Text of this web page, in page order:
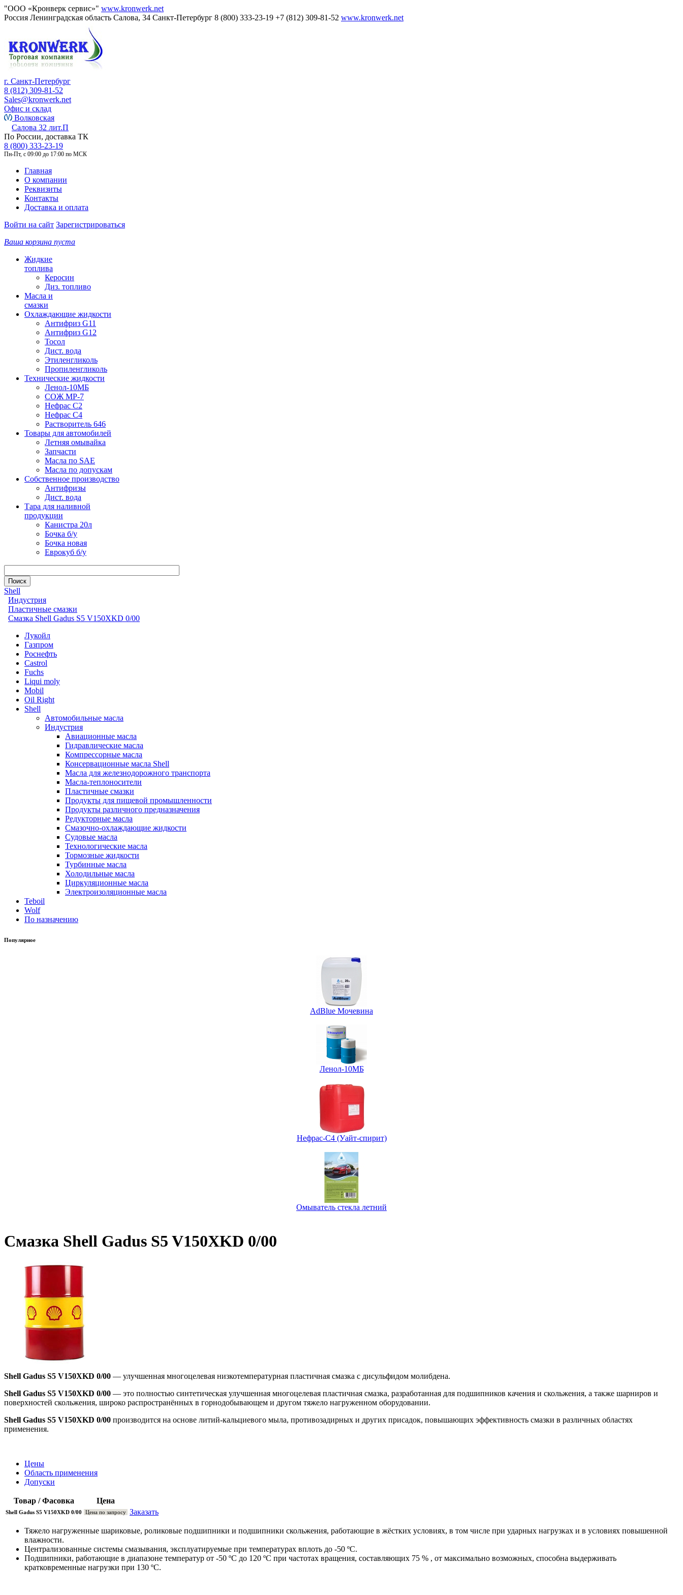
"ООО «Кронверк сервис»" www.kronwerk.net
Россия Ленинградская область Салова, 34 Санкт-Петербург 8 (800) 333-23-19 +7 (812) 309-81-52 www.kronwerk.net
г. Санкт-Петербург
8 (812) 309-81-52
Sales@kronwerk.net
Офис и склад
Волковская
Салова 32 лит.П
По России, доставка ТК
8 (800) 333-23-19
Пн-Пт, с 09:00 до 17:00 по МСК
Главная
О компании
Реквизиты
Контакты
Доставка и оплата
Войти на сайт Зарегистрироваться
Ваша корзина пуста
Жидкие
топлива
Керосин
Диз. топливо
Масла и
смазки
Охлаждающие жидкости
Антифриз G11
Антифриз G12
Тосол
Дист. вода
Этиленгликоль
Пропиленгликоль
Технические жидкости
Ленол-10МБ
СОЖ МР-7
Нефрас С2
Нефрас С4
Растворитель 646
Товары для автомобилей
Летняя омывайка
Запчасти
Масла по SAE
Масла по допускам
Собственное производство
Антифризы
Дист. вода
Тара для наливной
продукции
Канистра 20л
Бочка б/у
Бочка новая
Еврокуб б/у
Shell
Индустрия
Пластичные смазки
Смазка Shell Gadus S5 V150XKD 0/00
Лукойл
Газпром
Роснефть
Castrol
Fuchs
Liqui moly
Mobil
Oil Right
Shell
Автомобильные масла
Индустрия
Авиационные масла
Гидравлические масла
Компрессорные масла
Консервационные масла Shell
Масла для железнодорожного транспорта
Масла-теплоносители
Пластичные смазки
Продукты для пищевой промышленности
Продукты различного предназначения
Редукторные масла
Смазочно-охлаждающие жидкости
Судовые масла
Технологические масла
Тормозные жидкости
Турбинные масла
Холодильные масла
Циркуляционные масла
Электроизоляционные масла
Teboil
Wolf
По назначению
Популярное
AdBlue Мочевина
Ленол-10МБ
Нефрас-С4 (Уайт-спирит)
Омыватель стекла летний
Смазка Shell Gadus S5 V150XKD 0/00
Shell Gadus S5 V150XKD 0/00 — улучшенная многоцелевая низкотемпературная пластичная смазка с дисульфидом молибдена.
Shell Gadus S5 V150XKD 0/00 — это полностью синтетическая улучшенная многоцелевая пластичная смазка, разработанная для подшипников качения и скольжения, а также шарниров и
поверхностей скольжения, широко распространённых в горнодобывающем и другом тяжело нагруженном оборудовании.
Shell Gadus S5 V150XKD 0/00 производится на основе литий-кальциевого мыла, противозадирных и других присадок, повышающих эффективность смазки в различных областях
применения.
Цены
Область применения
Допуски
Товар / Фасовка Цена
Shell Gadus S5 V150XKD 0/00 Цена по запросу Заказать
Тяжело нагруженные шариковые, роликовые подшипники и подшипники скольжения, работающие в жёстких условиях, в том числе при ударных нагрузках и в условиях повышенной
влажности.
Централизованные системы смазывания, эксплуатируемые при температурах вплоть до -50 ºC.
Подшипники, работающие в диапазоне температур от -50 ºC до 120 ºC при частотах вращения, составляющих 75 % , от максимально возможных, способна выдерживать
кратковременные нагрузки при 130 ºC.